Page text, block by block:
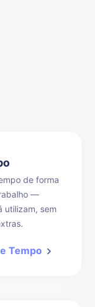
de forma
—
utilizam, sem
Tempo